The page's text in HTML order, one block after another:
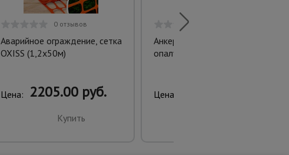
0 отзывов
Аварийное ограждение, сетка
OXISS (1,2х50м)
Цена: 2205.00 руб.
Купить
Анкер торцевой для
опалубки укороченный
Цена: